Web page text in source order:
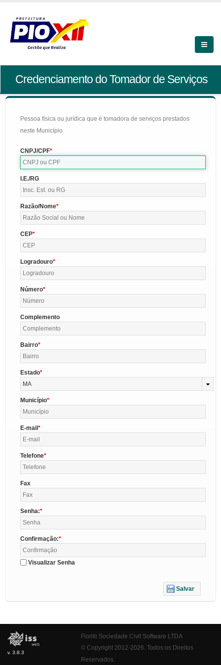
Credenciamento do Tomador de Serviços
Pessoa física ou jurídica que é tomadora de serviços prestados
neste Município
CNPJ/CPF
I.E./RG
Razão/Nome
CEP
Logradouro
Número
Complemento
Bairro
Estado
MA
Município
E-mail
Telefone
Fax
Senha:
Confirmação:
Visualizar Senha
Salvar
v. 3.8.3
Fiorilli Sociedade Civil Software LTDA
© Copyright 2012-2026. Todos os Direitos
Reservados.